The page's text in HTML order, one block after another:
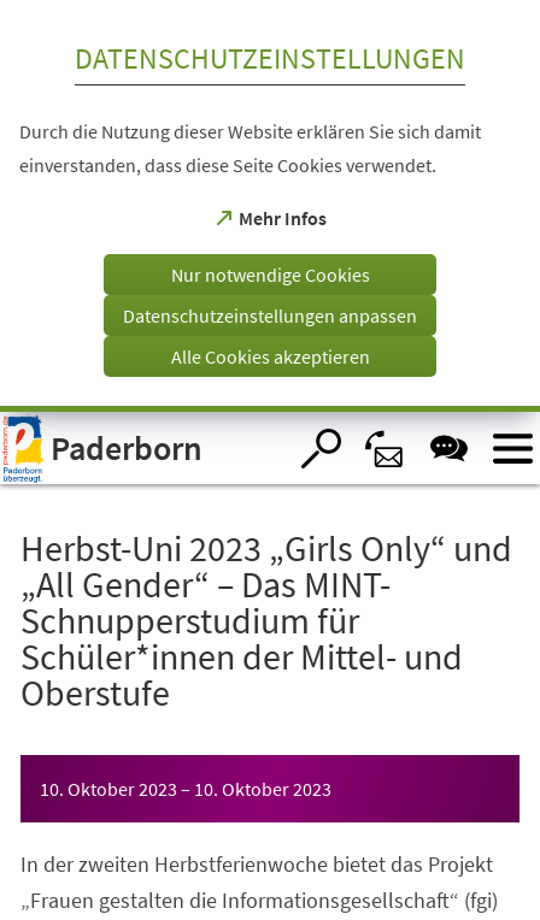
Visuelle
Assistenzsoftware
öffnen.
DATENSCHUTZEINSTELLUNGEN
Durch die Nutzung dieser Website erklären Sie sich damit
einverstanden, dass diese Seite Cookies verwendet.
Mehr Infos
(Öffnet
einem
Tab)
Nur notwendige Cookies
Datenschutzeinstellungen anpassen
Alle Cookies akzeptieren
Paderborn
Herbst-Uni 2023 „Girls Only“ und
„All Gender“ – Das MINT-
Schnupperstudium für
Schüler*innen der Mittel- und
Oberstufe
10. Oktober 2023 – 10. Oktober 2023
In der zweiten Herbstferienwoche bietet das Projekt
„Frauen gestalten die Informationsgesellschaft“ (fgi)